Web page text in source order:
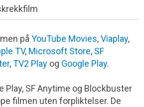
på YouTube Movies,Viaplay,
TV, Microsoft Store, SF
,TV2 Play og Google Play.
Play, SF Anytime og Blockbuster
filmen uten forpliktelser. De